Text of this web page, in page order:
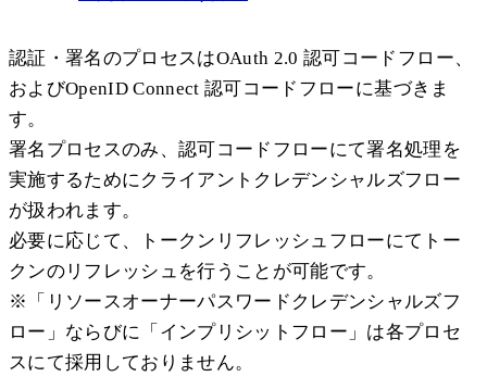
認証・署名のプロセスはOAuth 2.0 認可コードフロー、
およびOpenID Connect 認可コードフローに基づきま
す。
署名プロセスのみ、認可コードフローにて署名処理を
実施するためにクライアントクレデンシャルズフロー
が扱われます。
必要に応じて、トークンリフレッシュフローにてトー
クンのリフレッシュを行うことが可能です。
※「リソースオーナーパスワードクレデンシャルズフ
ロー」ならびに「インプリシットフロー」は各プロセ
スにて採用しておりません。